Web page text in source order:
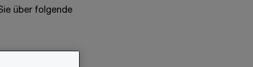
über folgende